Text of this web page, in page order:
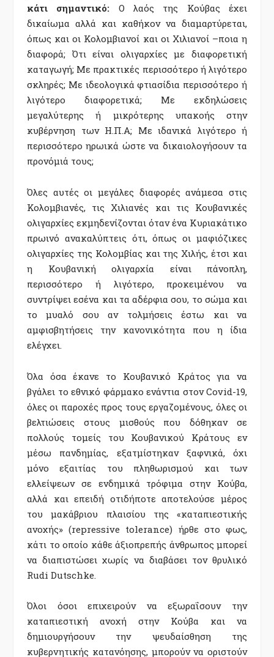
κάτι σημαντικό: Ο λαός της Κούβας έχει
δικαίωμα αλλά και καθήκον να διαμαρτύρεται,
όπως και οι Κολομβιανοί και οι Χιλιανοί –ποια η
διαφορά; Ότι είναι ολιγαρχίες με διαφορετική
καταγωγή; Με πρακτικές περισσότερο ή λιγότερο
σκληρές; Με ιδεολογικά φτιασίδια περισσότερο ή
λιγότερο διαφορετικά; Με εκδηλώσεις
μεγαλύτερης ή μικρότερης υπακοής στην
κυβέρνηση των Η.Π.Α; Mε ιδανικά λιγότερο ή
περισσότερο ηρωικά ώστε να δικαιολογήσουν τα
προνόμιά τους;
Όλες αυτές οι μεγάλες διαφορές ανάμεσα στις
Κολομβιανές, τις Χιλιανές και τις Κουβανικές
ολιγαρχίες εκμηδενίζονται όταν ένα Κυριακάτικο
πρωινό ανακαλύπτεις ότι, όπως οι μαφιόζικες
ολιγαρχίες της Κολομβίας και της Χιλής, έτσι και
η Κουβανική ολιγαρχία είναι πάνοπλη,
περισσότερο ή λιγότερο, προκειμένου να
συντρίψει εσένα και τα αδέρφια σου, το σώμα και
το μυαλό σου αν τολμήσεις έστω και να
αμφισβητήσεις την κανονικότητα που η ίδια
ελέγχει.
Όλα όσα έκανε το Κουβανικό Κράτος για να
βγάλει το εθνικό φάρμακο ενάντια στον Covid-19,
όλες οι παροχές προς τους εργαζομένους, όλες οι
βελτιώσεις στους μισθούς που δόθηκαν σε
πολλούς τομείς του Κουβανικού Κράτους εν
μέσω πανδημίας, εξατμίστηκαν ξαφνικά, όχι
μόνο εξαιτίας του πληθωρισμού και των
ελλείψεων σε ενδημικά τρόφιμα στην Κούβα,
αλλά και επειδή οτιδήποτε αποτελούσε μέρος
του μακάβριου πλαισίου της «καταπιεστικής
ανοχής» (repressive tolerance) ήρθε στο φως,
κάτι το οποίο κάθε άξιοπρεπής άνθρωπος μπορεί
να διαπιστώσει χωρίς να διαβάσει τον θρυλικό
Rudi Dutschke.
Όλοι όσοι επιχειρούν να εξωραΐσουν την
καταπιεστική ανοχή στην Κούβα και να
δημιουργήσουν την ψευδαίσθηση της
κυβερνητικής κατανόησης, μπορούν να οριστούν